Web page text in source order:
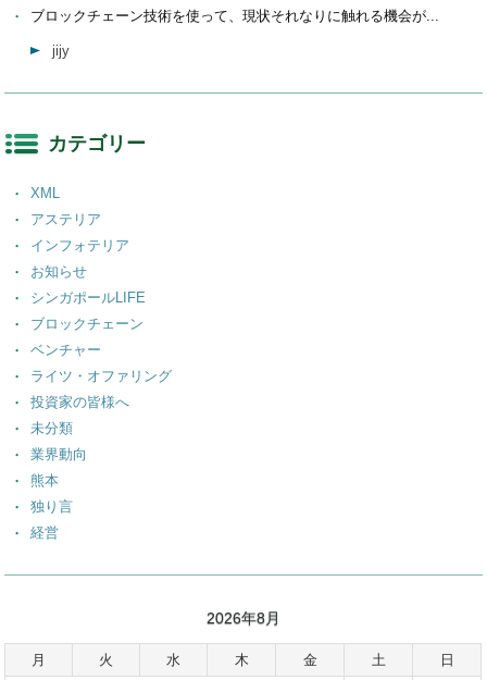
ブロックチェーン技術を使って、現状それなりに触れる機会が...
jijy
カテゴリー
XML
アステリア
インフォテリア
お知らせ
シンガポールLIFE
ブロックチェーン
ベンチャー
ライツ・オファリング
投資家の皆様へ
未分類
業界動向
熊本
独り言
経営
2026年8月
月 火 水 木 金 土
日